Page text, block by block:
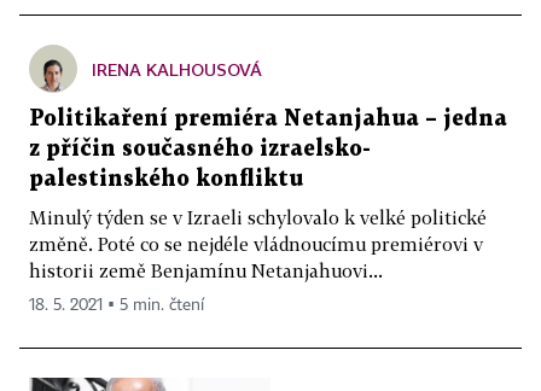
IRENA KALHOUSOVÁ
Politikaření premiéra Netanjahua – jedna
z příčin současného izraelsko-
palestinského konfliktu
Minulý týden se v Izraeli schylovalo k velké politické
změně. Poté co se nejdéle vládnoucímu premiérovi v
historii země Benjamínu Netanjahuovi...
18. 5. 2021 ▪ 5 min. čtení